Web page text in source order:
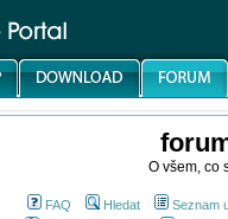
O všem, co
FAQ Hledat Seznam